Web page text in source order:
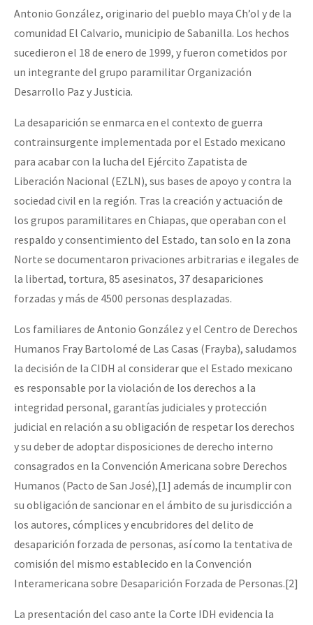
Antonio González, originario del pueblo maya Ch’ol y de la
comunidad El Calvario, municipio de Sabanilla. Los hechos
sucedieron el 18 de enero de 1999, y fueron cometidos por
un integrante del grupo paramilitar Organización
Desarrollo Paz y Justicia.
La desaparición se enmarca en el contexto de guerra
contrainsurgente implementada por el Estado mexicano
para acabar con la lucha del Ejército Zapatista de
Liberación Nacional (EZLN), sus bases de apoyo y contra la
sociedad civil en la región. Tras la creación y actuación de
los grupos paramilitares en Chiapas, que operaban con el
respaldo y consentimiento del Estado, tan solo en la zona
Norte se documentaron privaciones arbitrarias e ilegales de
la libertad, tortura, 85 asesinatos, 37 desapariciones
forzadas y más de 4500 personas desplazadas.
Los familiares de Antonio González y el Centro de Derechos
Humanos Fray Bartolomé de Las Casas (Frayba), saludamos
la decisión de la CIDH al considerar que el Estado mexicano
es responsable por la violación de los derechos a la
integridad personal, garantías judiciales y protección
judicial en relación a su obligación de respetar los derechos
y su deber de adoptar disposiciones de derecho interno
consagrados en la Convención Americana sobre Derechos
Humanos (Pacto de San José),[1] además de incumplir con
su obligación de sancionar en el ámbito de su jurisdicción a
los autores, cómplices y encubridores del delito de
desaparición forzada de personas, así como la tentativa de
comisión del mismo establecido en la Convención
Interamericana sobre Desaparición Forzada de Personas.[2]
La presentación del caso ante la Corte IDH evidencia la